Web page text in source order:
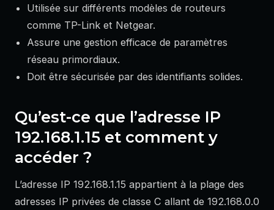
Utilisée sur différents modèles de routeurs
comme TP-Link et Netgear.
Assure une gestion efficace de paramètres
réseau primordiaux.
Doit être sécurisée par des identifiants solides.
Qu’est-ce que l’adresse IP
192.168.1.15 et comment y
accéder ?
L’adresse IP 192.168.1.15 appartient à la plage des
adresses IP privées de classe C allant de 192.168.0.0